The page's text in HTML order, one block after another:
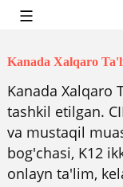
Kanada Xalqaro
Kanada Xalqaro
tashkil etilgan.
va mustaqil
bog'chasi, K12
onlayn ta'lim,